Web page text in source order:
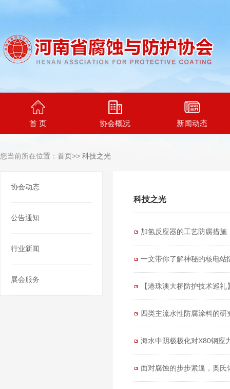
首 页 协会概况 新闻动态
您当前所在位置： 首页>> 科技之光
协会动态
公告通知
行业新闻
展会服务
科技之光
加氢反应器的工艺防腐措施
一文带你了解神秘的核电站
【港珠澳大桥防护技术巡
四类主流水性防腐涂料的研
海水中阴极极化对X80钢应
面对腐蚀的步步紧逼，奥